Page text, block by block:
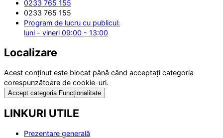
0233 765 155
0233 765 155
Program de lucru cu publicul:
luni - vineri 09:00 - 13:00
Localizare
Acest conținut este blocat până când acceptați categoria
corespunzătoare de cookie-uri.
Accept categoria Funcționalitate
LINKURI UTILE
Prezentare generală